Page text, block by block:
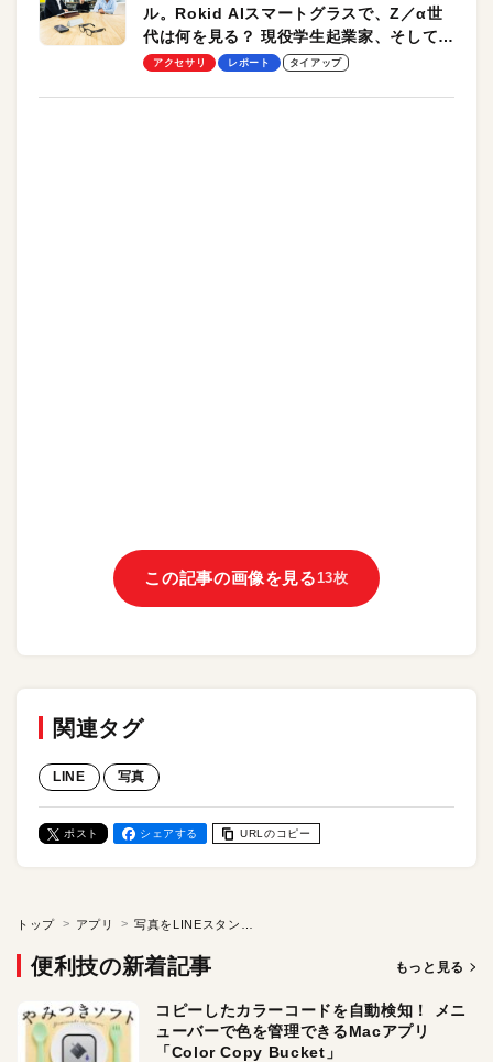
ル。Rokid AIスマートグラスで、Z／α世
代は何を見る？ 現役学生起業家、そして教
授による体験会レポート【PR】
アクセサリ レポート タイアップ
この記事の画像を見る13枚
関連タグ
LINE 写真
ポスト シェアする URLのコピー
トップ アプリ
便利技の新着記事 もっと見る
コピーしたカラーコードを自動検知！ メニ
ューバーで色を管理できるMacアプリ
「Color Copy Bucket」